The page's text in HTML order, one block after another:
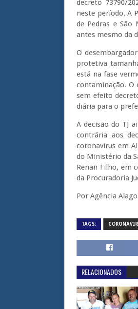
decreto 73790/
neste período. A
de Pedras e
antes mesmo da
O
protetiva
está na fase
contaminação. O
sem efeito
diária para o
A decisão do TJ
contrária aos
coronavírus em
do Ministério da
Renan Filho, em
da Procuradoria
Por Agência
TAGS:
RELACIONADOS